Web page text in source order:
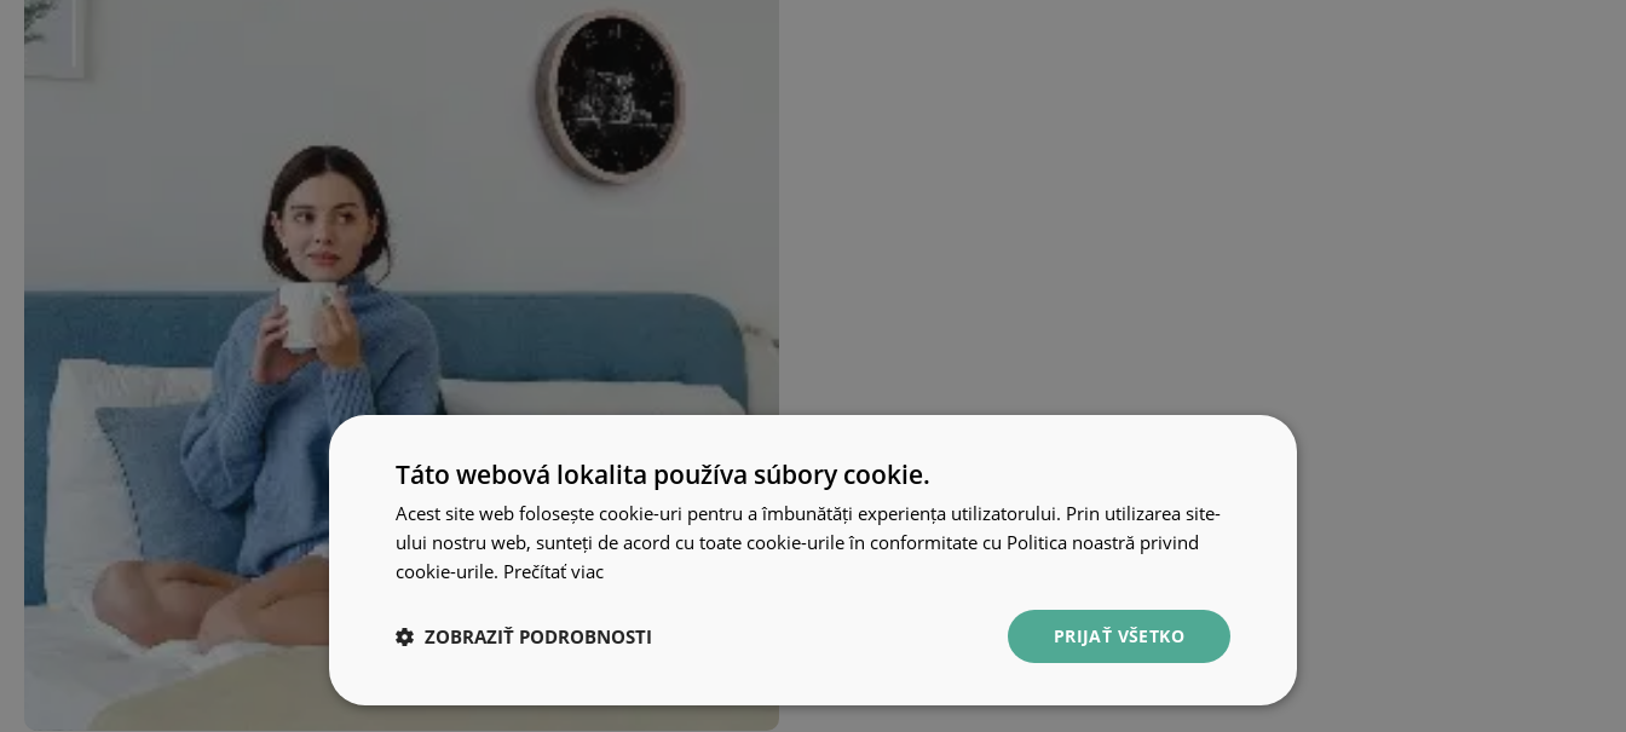
Táto webová lokalita používa súbory cookie.
Acest site web folosește cookie-uri pentru a îmbunătăți experiența utilizatorului. Prin utilizarea site-
ului nostru web, sunteți de acord cu toate cookie-urile în conformitate cu Politica noastră privind
cookie-urile. Prečítať viac
PRIJAŤ VŠETKO
ZOBRAZIŤ PODROBNOSTI